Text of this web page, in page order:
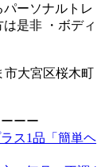
ーソナルトレ
是非 ・ボディ
大宮区桜木町
ーー
ス1品「簡単ヘ